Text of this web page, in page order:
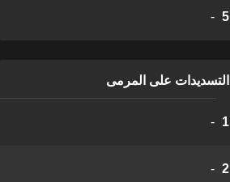
5
-
التسديدات على المرمى
1
-
2
-